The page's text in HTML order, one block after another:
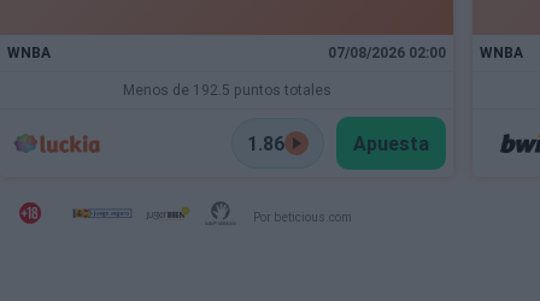
WNBA 07/08/2026 02:00
Menos de 192.5 puntos totales
1.86 Apuesta
WNBA
Por beticious.com